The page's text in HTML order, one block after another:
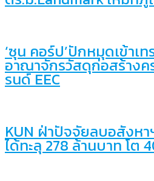
‘ซุน คอร์ป’ปักหมุดเข้าเ
อาณาจักรวัสดุก่อสร้างค
รนด์ EEC
KUN ฝ่าปัจจัยลบอสังห
ได้ทะลุ 278 ล้านบาท โต